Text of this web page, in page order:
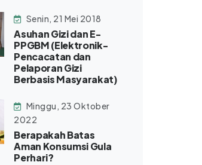
Senin, 21 Mei 2018
Asuhan Gizi dan E-
PPGBM (Elektronik-
Pencacatan dan
Pelaporan Gizi
Berbasis Masyarakat)
Minggu, 23 Oktober
2022
Berapakah Batas
Aman Konsumsi Gula
Perhari?